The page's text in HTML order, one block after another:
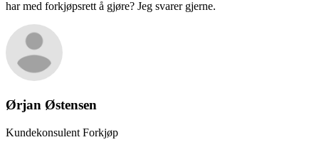
har med forkjøpsrett å gjøre? Jeg svarer gjerne.
Ørjan Østensen
Kundekonsulent Forkjøp